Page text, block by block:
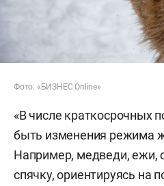
Фото: «БИЗНЕС Online»
«В числе краткосрочных
быть изменения режима
Например, медведи, ежи,
спячку, ориентируясь на